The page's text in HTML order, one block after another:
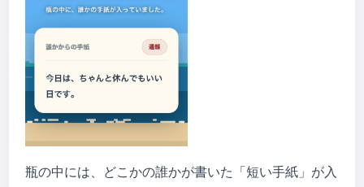
瓶の中には、どこかの誰かが書いた「短い手紙」が入